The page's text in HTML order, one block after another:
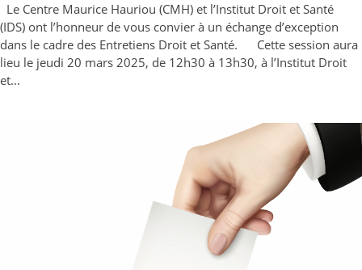
Le Centre Maurice Hauriou (CMH) et l’Institut Droit et Santé
(IDS) ont l’honneur de vous convier à un échange d’exception
dans le cadre des Entretiens Droit et Santé. Cette session aura
lieu le jeudi 20 mars 2025, de 12h30 à 13h30, à l’Institut Droit
et...